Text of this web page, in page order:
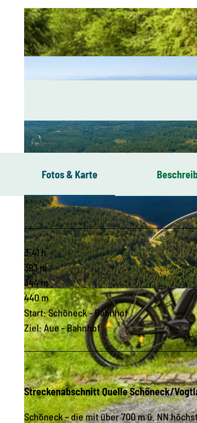
© Archiv TVV, S. Theilig |CC-BY-SA
Fotos & Karte
3:41 h
393 m
344 m
440 m
Start: Schöneck - Bahnhof
Ziel: Aue - Bahnhof
Streckenabschnitt Quelle Schöneck/
Schöneck – die mit über 700 m ü. NN